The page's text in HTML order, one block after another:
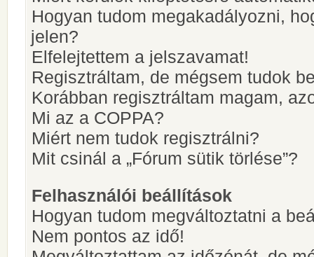
Hogyan tudom megakadályozni,
jelen?
Elfelejtettem a jelszavamat!
Regisztráltam, de mégsem tudok
Korábban regisztráltam magam,
Mi az a COPPA?
Miért nem tudok regisztrálni?
Mit csinál a „Fórum sütik törlése”?
Felhasználói beállítások
Hogyan tudom megváltoztatni a
Nem pontos az idő!